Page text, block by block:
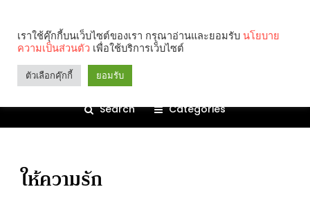
Search Categories
ให้ความรัก
เราใช้คุ๊กกี้บนเว็บไซต์ของเรา กรุณาอ่านและยอมรับ นโยบาย
ความเป็นส่วนตัว เพื่อใช้บริการเว็บไซต์
ตัวเลือกคุ๊กกี้ ยอมรับ